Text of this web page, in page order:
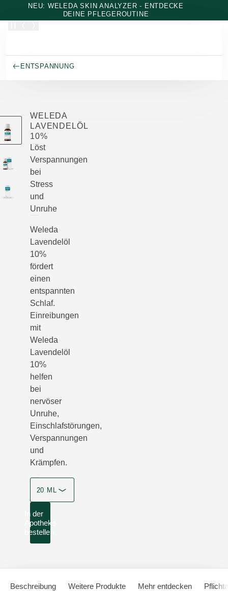
Zum Hauptinhalt wechseln
NEU: WELEDA SKIN ANALYZER - ENTDECKE
DEINE PFLEGEROUTINE
ENTSPANNUNG
WELEDA
LAVENDELÖL
10%
Löst
Verspannungen
bei
Stress
und
Unruhe
Weleda
Lavendelöl
10%
fördert
einen
entspannten
Schlaf.
Einreibungen
mit
Weleda
Lavendelöl
10%
helfen
bei
nervöser
Unruhe,
Einschlafstörungen,
Verspannungen
und
Krämpfen.
20 ML
In der
Apotheke
bestellen
Beschreibung Weitere Produkte Mehr entdecken